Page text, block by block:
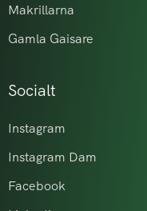
Makrillarna
Gamla Gaisare
Socialt
Instagram
Instagram Dam
Facebook